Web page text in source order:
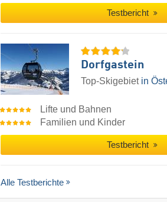
Testbericht
Dorfgastein
Top-Skigebiet in
Lifte und Bahnen
Familien und Kinder
Testbericht
Alle Testberichte